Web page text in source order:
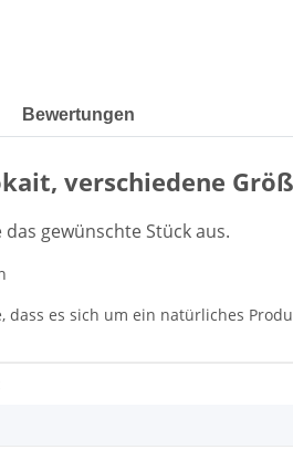
anzeigen
Bewertungen
verschiedene
gewünschte Stück aus.
dass es sich um ein natürliches